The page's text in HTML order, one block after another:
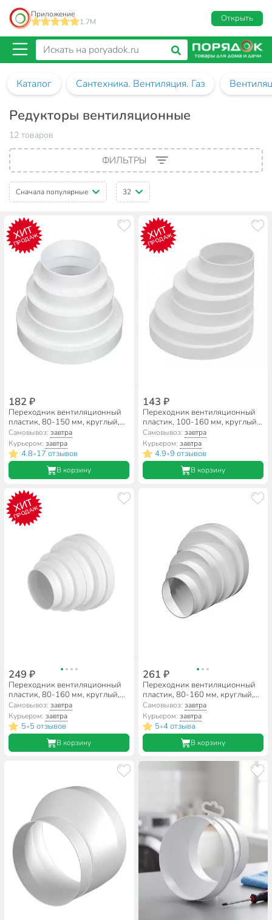
Приложение
1.7M
Открыть
Каталог Сантехника. Вентиляция. Газ
Редукторы вентиляционные
12 товаров
ФИЛЬТРЫ
Сначала популярные 32
ХИТ
ПРОДАЖ
182 ₽
Переходник вентиляционный
пластик, 80-150 мм, круглый,
Event, ПХ
Самовывоз:завтра
Курьером:завтра
4.8•17 отзывов
В корзину
ХИТ
ПРОДАЖ
143 ₽
Переходник вентиляционный
пластик, 100-160 мм, круглый,
эксцентриковый
универсальный
D100/110/120/125/150/160,
Viento, ВПУ10-16
Самовывоз: завтра
Курьером: завтра
4.9•9 отзывов
В корзину
ХИТ
ПРОДАЖ
249 ₽
Переходник вентиляционный
пластик, 80-160 мм, круглый,
ERA, PU16.15.12,5.12.10.8
Самовывоз:завтра
Курьером:завтра
5•5 отзывов
В корзину
261 ₽
Переходник вентиляционный
пластик, 80-160 мм, круглый,
эксцентрический, ERA,
ПУ16.15.12,5.12.10.8
Самовывоз: завтра
Курьером: завтра
5•4 отзыва
В корзину